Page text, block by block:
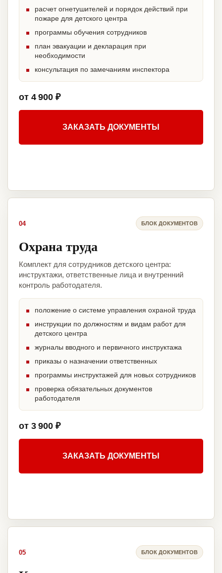
расчет огнетушителей и порядок действий при
пожаре для детского центра
программы обучения сотрудников
план эвакуации и декларация при
необходимости
консультация по замечаниям инспектора
от 4 900 ₽
ЗАКАЗАТЬ ДОКУМЕНТЫ
04 БЛОК ДОКУМЕНТОВ
Охрана труда
Комплект для сотрудников детского центра:
инструктажи, ответственные лица и внутренний
контроль работодателя.
положение о системе управления охраной труда
инструкции по должностям и видам работ для
детского центра
журналы вводного и первичного инструктажа
приказы о назначении ответственных
программы инструктажей для новых сотрудников
проверка обязательных документов
работодателя
от 3 900 ₽
ЗАКАЗАТЬ ДОКУМЕНТЫ
05 БЛОК ДОКУМЕНТОВ